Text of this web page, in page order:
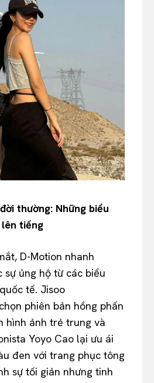
thường: Những biểu
tiếng
D-Motion nhanh
sự ủng hộ từ các biểu
tế. Jisoo
phiên bản hồng phấn
hình ảnh trẻ trung và
Yoyo Cao lại ưu ái
đen với trang phục tông
sự tối giản nhưng tinh